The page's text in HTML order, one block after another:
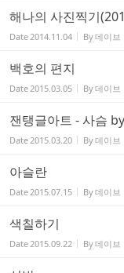
해나의 사진찍기
Date 2014.11.04 By데이브
백호의 편지
Date 2015.03.05 By데이브
잰탱글아트 - 사슴
Date 2015.03.20 By데이브
아슬란
Date 2015.07.15 By데이브
색칠하기
Date 2015.09.22 By데이브